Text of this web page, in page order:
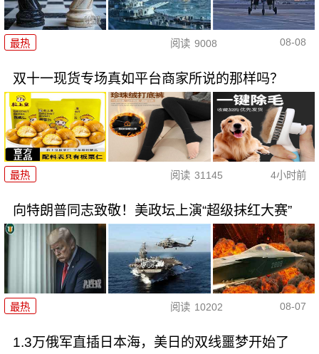
最热 阅读 9008 08-08
双十一现货专场真如平台商家所说的那样吗？
最热 阅读 31145 4小时前
向特朗普同志致敬！美政坛上演“超级抹红大赛”
最热 阅读 10202 08-07
1.3万俄军直插日本海，美日的双线噩梦开始了